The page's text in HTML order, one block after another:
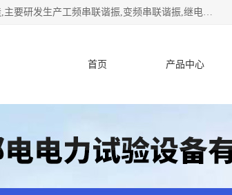
武汉鄂电电力试验设备有限公司专门从事电力电气设备和仪器仪表的设计与制造,主要研发生产工频串联谐振,变频串联谐振,继电保护测试仪,电缆故障测试仪,直流电阻测试仪,接地电阻测试仪等一百多种高品质产品.坚持奉行"质量一,客户至上"的服务宗旨。
首页 产品中心